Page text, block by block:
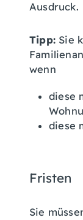
Ausdruck.
Tipp: Sie
wenn
diese
diese
Fristen
Sie